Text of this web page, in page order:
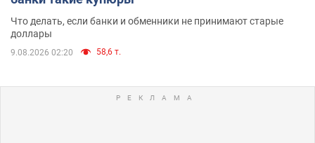
Что делать, если банки и обменники не принимают старые
доллары
9.08.2026 02:20 58,6 т.